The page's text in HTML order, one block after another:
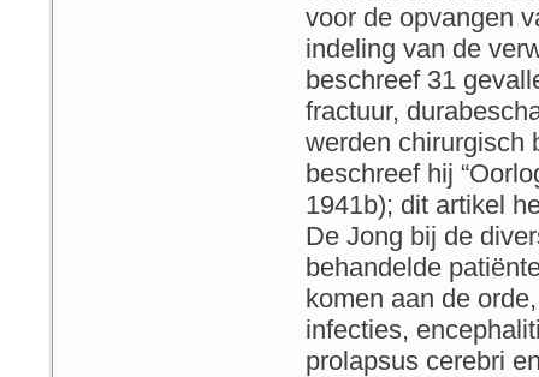
voor de opvangen
indeling van de
beschreef 31
fractuur,
werden chirurgisch
beschreef hij
1941b); dit artikel
De Jong bij de
behandelde
komen aan de
infecties,
prolapsus cerebri